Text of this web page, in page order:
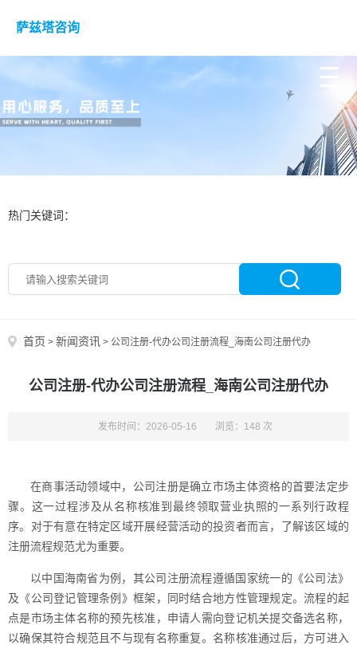
萨兹塔咨询
热门关键词：
首页 > 新闻资讯 > 公司注册-代办公司注册流程_海南公司注册代办
公司注册-代办公司注册流程_海南公司注册代办
发布时间：2026-05-16 浏览：148 次
在商事活动领域中，公司注册是确立市场主体资格的首要法定步
骤。这一过程涉及从名称核准到最终领取营业执照的一系列行政程
序。对于有意在特定区域开展经营活动的投资者而言，了解该区域的
注册流程规范尤为重要。
以中国海南省为例，其公司注册流程遵循国家统一的《公司法》
及《公司登记管理条例》框架，同时结合地方性管理规定。流程的起
点是市场主体名称的预先核准，申请人需向登记机关提交备选名称，
以确保其符合规范且不与现有名称重复。名称核准通过后，方可进入